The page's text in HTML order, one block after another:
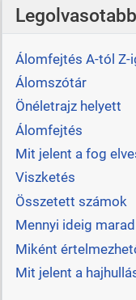
Álomfejtés A-tól Z-
Álomszótár
Önéletrajz helyett
Álomfejtés
Mit jelent a fog
Viszketés
Összetett számok
Mennyi ideig
Miként
Mit jelent a